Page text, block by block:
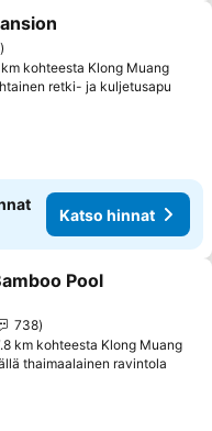
km kohteesta Klong Muang
retki- ja kuljetusapu
Katso hinnat
Pool
738
km kohteesta Klong Muang
thaimaalainen ravintola